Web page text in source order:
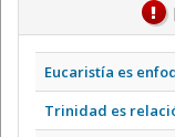
Eucaristía es
Trinidad es